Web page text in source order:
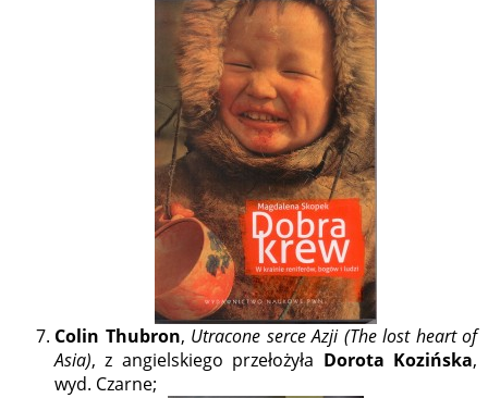
Colin Thubron, Utracone serce Azji (The lost heart of
Asia), z angielskiego przełożyła Dorota Kozińska,
wyd. Czarne;